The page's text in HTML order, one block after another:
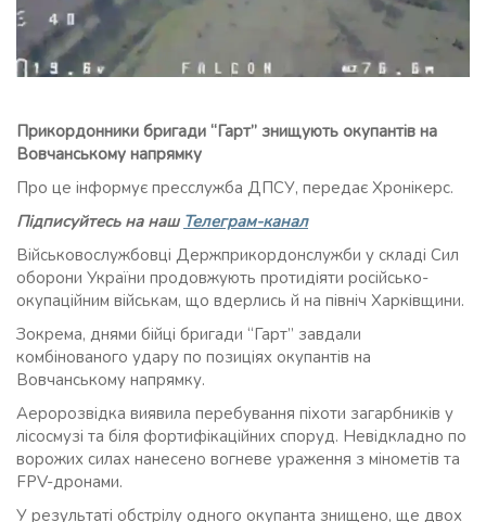
Прикордонники бригади “Гарт” знищують окупантів на
Вовчанському напрямку
Про це інформує пресслужба ДПСУ, передає Хронікерс.
Підписуйтесь на наш Телеграм-канал
Військовослужбовці Держприкордонслужби у складі Сил
оборони України продовжують протидіяти російсько-
окупаційним військам, що вдерлись й на північ Харківщини.
Зокрема, днями бійці бригади “Гарт” завдали
комбінованого удару по позиціях окупантів на
Вовчанському напрямку.
Аеророзвідка виявила перебування піхоти загарбників у
лісосмузі та біля фортифікаційних споруд. Невідкладно по
ворожих силах нанесено вогневе ураження з мінометів та
FPV-дронами.
У результаті обстрілу одного окупанта знищено, ще двох